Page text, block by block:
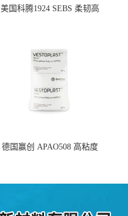
美国科腾1924 SEBS 柔韧高
德国赢创 APAO508 高粘度